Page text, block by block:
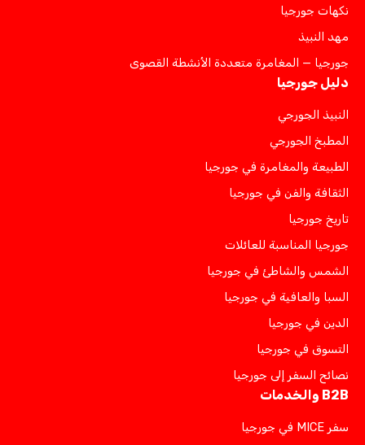
نكهات جورجيا
مهد النبيذ
جورجيا — المغامرة متعددة الأنشطة القصوى
دليل جورجيا
النبيذ الجورجي
المطبخ الجورجي
الطبيعة والمغامرة في جورجيا
الثقافة والفن في جورجيا
تاريخ جورجيا
جورجيا المناسبة للعائلات
الشمس والشاطئ في جورجيا
السبا والعافية في جورجيا
الدين في جورجيا
التسوق في جورجيا
نصائح السفر إلى جورجيا
B2B والخدمات
سفر MICE في جورجيا